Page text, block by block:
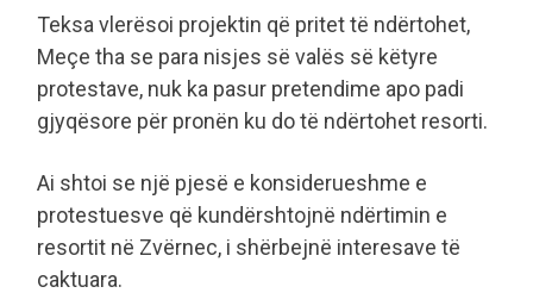
Teksa vlerësoi projektin që pritet të ndërtohet,
Meçe tha se para nisjes së valës së këtyre
protestave, nuk ka pasur pretendime apo padi
gjyqësore për pronën ku do të ndërtohet resorti.
Ai shtoi se një pjesë e konsiderueshme e
protestuesve që kundërshtojnë ndërtimin e
resortit në Zvërnec, i shërbejnë interesave të
caktuara.